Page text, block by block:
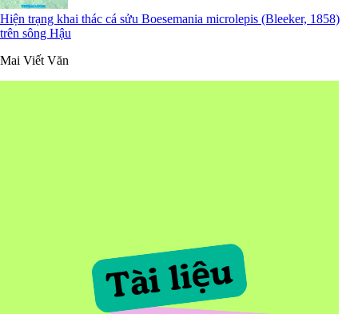
Hiện trạng khai thác cá sửu Boesemania microlepis (Bleeker, 1858)
trên sông Hậu
Mai Viết Văn